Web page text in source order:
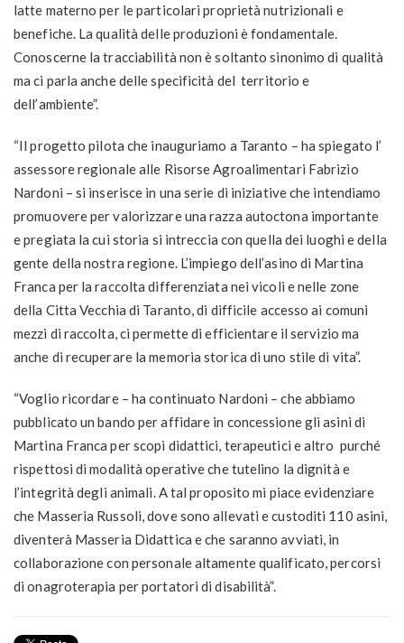
latte materno per le particolari proprietà nutrizionali e
benefiche. La qualità delle produzioni è fondamentale.
Conoscerne la tracciabilità non è soltanto sinonimo di qualità
ma ci parla anche delle specificità del territorio e
dell’ambiente”.
“Il progetto pilota che inauguriamo a Taranto – ha spiegato l’
assessore regionale alle Risorse Agroalimentari Fabrizio
Nardoni – si inserisce in una serie di iniziative che intendiamo
promuovere per valorizzare una razza autoctona importante
e pregiata la cui storia si intreccia con quella dei luoghi e della
gente della nostra regione. L’impiego dell’asino di Martina
Franca per la raccolta differenziata nei vicoli e nelle zone
della Citta Vecchia di Taranto, di difficile accesso ai comuni
mezzi di raccolta, ci permette di efficientare il servizio ma
anche di recuperare la memoria storica di uno stile di vita”.
“Voglio ricordare – ha continuato Nardoni – che abbiamo
pubblicato un bando per affidare in concessione gli asini di
Martina Franca per scopi didattici, terapeutici e altro purché
rispettosi di modalità operative che tutelino la dignità e
l’integrità degli animali. A tal proposito mi piace evidenziare
che Masseria Russoli, dove sono allevati e custoditi 110 asini,
diventerà Masseria Didattica e che saranno avviati, in
collaborazione con personale altamente qualificato, percorsi
di onagroterapia per portatori di disabilità”.